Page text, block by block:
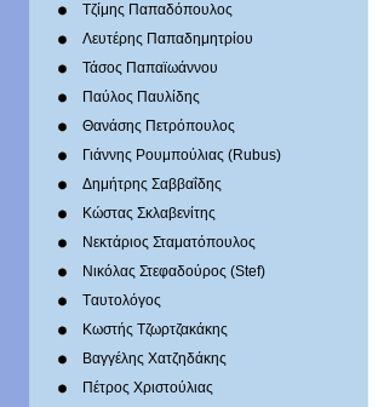
Τζίμης Παπαδόπουλος
Λευτέρης Παπαδημητρίου
Τάσος Παπαϊωάννου
Παύλος Παυλίδης
Θανάσης Πετρόπουλος
Γιάννης Ρουμπούλιας (Rubus)
Δημήτρης Σαββαΐδης
Κώστας Σκλαβενίτης
Νεκτάριος Σταματόπουλος
Νικόλας Στεφαδούρος (Stef)
Tαυτολόγος
Κωστής Τζωρτζακάκης
Βαγγέλης Χατζηδάκης
Πέτρος Χριστούλιας